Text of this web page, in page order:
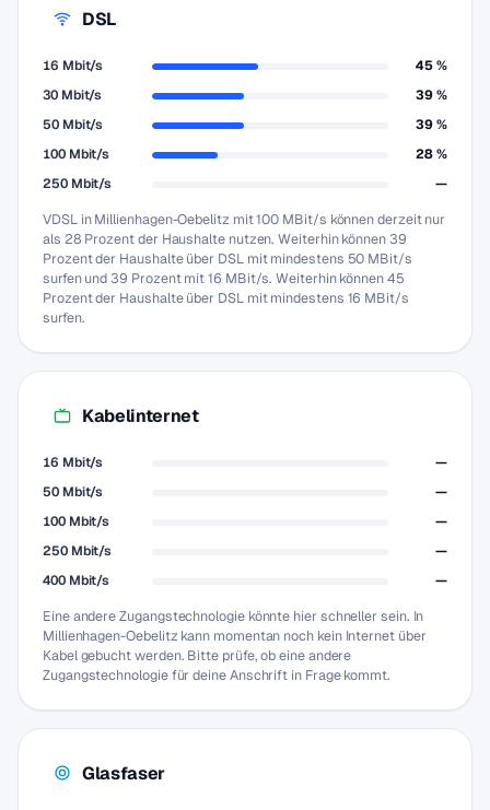
DSL
16 Mbit/s
45 %
30 Mbit/s
39 %
50 Mbit/s
39 %
100 Mbit/s
28 %
250 Mbit/s
—
VDSL in Millienhagen-Oebelitz mit 100 MBit/s können derzeit nur
als 28 Prozent der Haushalte nutzen. Weiterhin können 39
Prozent der Haushalte über DSL mit mindestens 50 MBit/s
surfen und 39 Prozent mit 16 MBit/s. Weiterhin können 45
Prozent der Haushalte über DSL mit mindestens 16 MBit/s
surfen.
Kabelinternet
16 Mbit/s
—
50 Mbit/s
—
100 Mbit/s
—
250 Mbit/s
—
400 Mbit/s
—
Eine andere Zugangstechnologie könnte hier schneller sein. In
Millienhagen-Oebelitz kann momentan noch kein Internet über
Kabel gebucht werden. Bitte prüfe, ob eine andere
Zugangstechnologie für deine Anschrift in Frage kommt.
Glasfaser